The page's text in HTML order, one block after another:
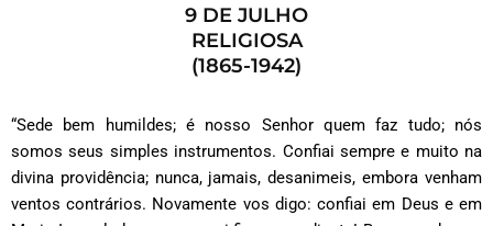
9 DE JULHO
RELIGIOSA
(1865-1942)
“Sede bem humildes; é nosso Senhor quem faz tudo; nós
somos seus simples instrumentos. Confiai sempre e muito na
divina providência; nunca, jamais, desanimeis, embora venham
ventos contrários. Novamente vos digo: confiai em Deus e em